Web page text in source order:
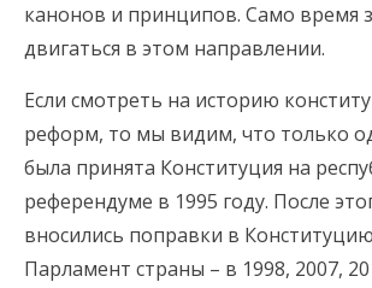
канонов и принципов. Само время
двигаться в этом направлении.
Если смотреть на историю
реформ, то мы видим, что только
была принята Конституция на
референдуме в 1995 году. После
вносились поправки в
Парламент страны – в 1998, 2007,